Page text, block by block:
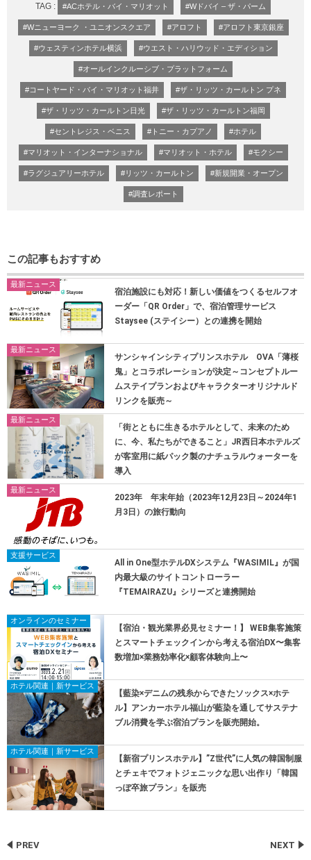
TAG : #ACホテル・バイ・マリオット #Wドバイ – ザ・パーム
#Wニューヨーク ・ユニオンスクエア #アロフト #アロフト東京銀座
#ウェスティンホテル横浜 #ウエスト・ハリウッド・エディション
#オールインクルーシブ・プラットフォーム
#コートヤード・バイ・マリオット福井 #ザ・リッツ・カールトン プネ
#ザ・リッツ・カールトン日光 #ザ・リッツ・カールトン福岡
#セントレジス・ベニス #トニー・カプアノ #ホテル
#マリオット・インターナショナル #マリオット・ホテル #モクシー
#ラグジュアリーホテル #リッツ・カールトン #新規開業・オープン
#調査レポート
この記事もおすすめ
最新ニュース
宿泊施設にも対応！新しい価値をつくるセルフオ
ーダー「QR Order」で、宿泊管理サービス
Staysee (ステイシー）との連携を開始
最新ニュース
サンシャインシティプリンスホテル OVA「薄桜
鬼」とコラボレーションが決定～コンセプトルー
ムステイプランおよびキャラクターオリジナルド
リンクを販売～
最新ニュース
「街とともに生きるホテルとして、未来のため
に、今、私たちができること」JR西日本ホテルズ
が客室用に紙パック製のナチュラルウォーターを
導入
最新ニュース
2023年 年末年始（2023年12月23日～2024年1
月3日）の旅行動向
支援サービス
All in One型ホテルDXシステム『WASIMIL』が国
内最大級のサイトコントローラー
『TEMAIRAZU』シリーズと連携開始
オンラインのセミナー
【宿泊・観光業界必見セミナー！】 WEB集客施策
とスマートチェックインから考える宿泊DX〜集客
数増加×業務効率化×顧客体験向上〜
ホテル関連｜新サービス
【藍染×デニムの残糸からできたソックス×ホテ
ル】アンカーホテル福山が藍染を通してサステナ
ブル消費を学ぶ宿泊プランを販売開始。
ホテル関連｜新サービス
【新宿プリンスホテル】”Z世代”に人気の韓国制服
とチェキでフォトジェニックな思い出作り「韓国
っぽ卒旅プラン」を販売
PREV NEXT